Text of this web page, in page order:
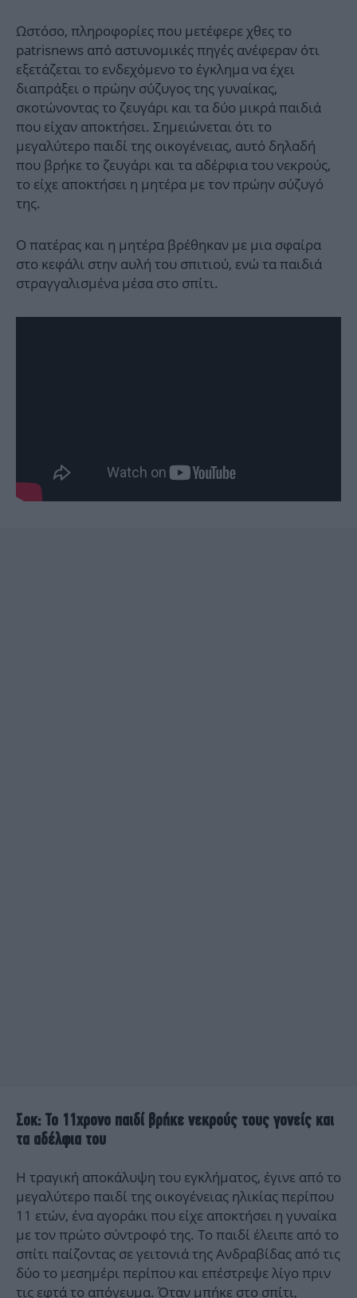
Ωστόσο, πληροφορίες που μετέφερε χθες το
patrisnews από αστυνομικές πηγές ανέφεραν ότι
εξετάζεται το ενδεχόμενο το έγκλημα να έχει
διαπράξει ο πρώην σύζυγος της γυναίκας,
σκοτώνοντας το ζευγάρι και τα δύο μικρά παιδιά
που είχαν αποκτήσει. Σημειώνεται ότι το
μεγαλύτερο παιδί της οικογένειας, αυτό δηλαδή
που βρήκε το ζευγάρι και τα αδέρφια του νεκρούς,
το είχε αποκτήσει η μητέρα με τον πρώην σύζυγό
της.
Ο πατέρας και η μητέρα βρέθηκαν με μια σφαίρα
στο κεφάλι στην αυλή του σπιτιού, ενώ τα παιδιά
στραγγαλισμένα μέσα στο σπίτι.
Σοκ: Το 11χρονο παιδί βρήκε νεκρούς τους γονείς και
τα αδέλφια του
Η τραγική αποκάλυψη του εγκλήματος, έγινε από το
μεγαλύτερο παιδί της οικογένειας ηλικίας περίπου
11 ετών, ένα αγοράκι που είχε αποκτήσει η γυναίκα
με τον πρώτο σύντροφό της. Το παιδί έλειπε από το
σπίτι παίζοντας σε γειτονιά της Ανδραβίδας από τις
δύο το μεσημέρι περίπου και επέστρεψε λίγο πριν
τις εφτά το απόγευμα. Όταν μπήκε στο σπίτι,